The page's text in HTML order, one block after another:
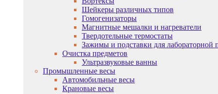
Шейкеры различных типов
Гомогенизаторы
Магнитные мешалки и нагреватели
Твердотельные термостаты
Зажимы и подставки для лабораторной
Очистка предметов
Ультразвуковые ванны
Промышленные весы
Автомобильные весы
Крановые весы